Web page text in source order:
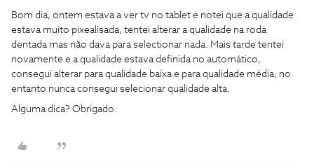
Bom dia, ontem estava a ver tv no tablet e notei que a qualidade
estava muito pixealisada, tentei alterar a qualidade na roda
dentada mas não dava para selectionar nada. Mais tarde tentei
novamente e a qualidade estava definida no automático,
consegui alterar para qualidade baixa e para qualidade média, no
entanto nunca consegui selecionar qualidade alta.
Alguma dica? Obrigado.